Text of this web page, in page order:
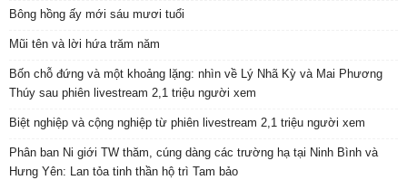
Bông hồng ấy mới sáu mươi tuổi
Mũi tên và lời hứa trăm năm
Bốn chỗ đứng và một khoảng lặng: nhìn về Lý Nhã Kỳ và Mai Phương
Thúy sau phiên livestream 2,1 triệu người xem
Biệt nghiệp và cộng nghiệp từ phiên livestream 2,1 triệu người xem
Phân ban Ni giới TW thăm, cúng dàng các trường hạ tại Ninh Bình và
Hưng Yên: Lan tỏa tinh thần hộ trì Tam bảo